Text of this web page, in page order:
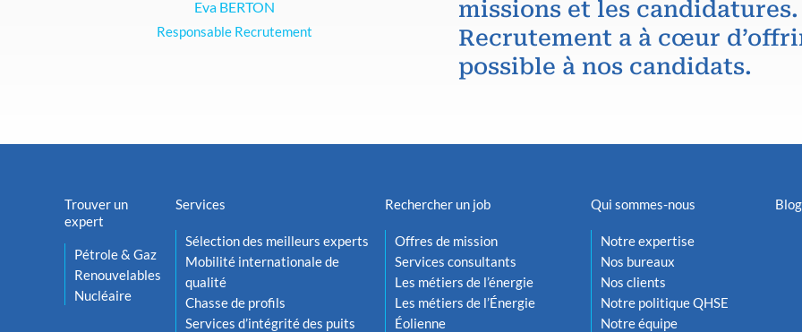
Eva BERTON
Responsable Recrutement
missions et les
Recrutement a à cœur
possible à nos candidats.
Trouver un
expert
Pétrole & Gaz
Renouvelables
Nucléaire
Services
Sélection des meilleurs experts
Mobilité internationale de
qualité
Chasse de profils
Services d’intégrité des puits
Rechercher un job
Offres de mission
Services consultants
Les métiers de l’énergie
Les métiers de l’Énergie
Éolienne
Qui sommes-nous
Notre expertise
Nos bureaux
Nos clients
Notre politique QHSE
Notre équipe
Blog